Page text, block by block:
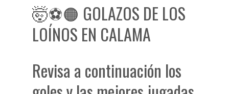
🤯⚽🟠 GOLAZOS DE LOS
LOÍNOS EN CALAMA
Revisa a continuación los